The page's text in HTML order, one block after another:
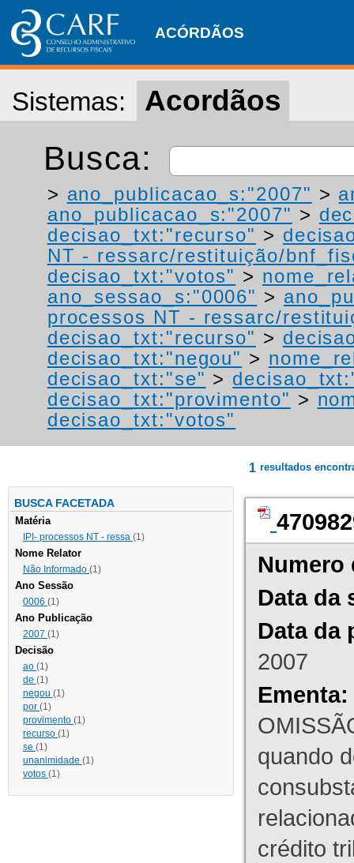
ACÓRDÃOS
Sistemas: Acordãos
Busca:
> ano_publicacao_s:"2007" >
ano_publicacao_s:"2007" >
decisao_txt:"recurso" >
NT - ressarc/restituição/
decisao_txt:"votos" >
ano_sessao_s:"0006" >
processos NT - ressarc/
decisao_txt:"recurso" >
decisao_txt:"negou" >
decisao_txt:"se" >
decisao_txt:"provimento" >
decisao_txt:"votos"
BUSCA FACETADA
Matéria
IPI- processos NT - ressa (1)
Nome Relator
Não Informado (1)
Ano Sessão
0006 (1)
Ano Publicação
2007 (1)
Decisão
ao (1)
de (1)
negou (1)
por (1)
provimento (1)
recurso (1)
se (1)
unanimidade (1)
votos (1)
1 resultados
Numero
Data da
Data da
2007
Ementa:
quando
crédito